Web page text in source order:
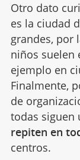
Otro dato
es la ciudad
grandes, por
niños suelen
ejemplo en
Finalmente,
de
todas siguen
repiten en
centros.